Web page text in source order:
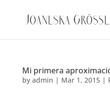
Mi primera
by admin | Mar 1, 2015|